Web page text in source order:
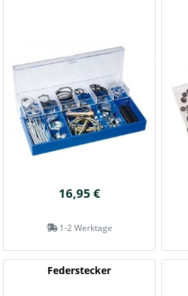
16,95 €
1-2 Werktage
Federstecker